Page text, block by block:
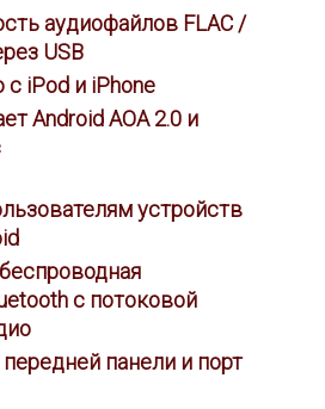
аудиофайлов FLAC /
USB
iPod и iPhone
Android AOA 2.0 и
Music
устройств
с потоковой
панели и порт